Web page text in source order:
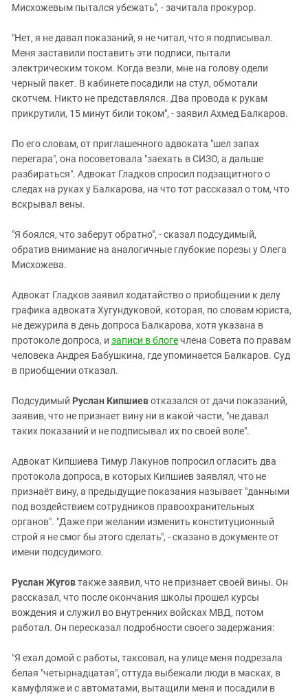
Мисхожевым пытался убежать", - зачитала прокурор.
"Нет, я не давал показаний, я не читал, что я подписывал.
Меня заставили поставить эти подписи, пытали
электрическим током. Когда везли, мне на голову одели
черный пакет. В кабинете посадили на стул, обмотали
скотчем. Никто не представлялся. Два провода к рукам
прикрутили, 15 минут били током", - заявил Ахмед Балкаров.
По его словам, от приглашенного адвоката "шел запах
перегара", она посоветовала "заехать в СИЗО, а дальше
разбираться". Адвокат Гладков спросил подзащитного о
следах на руках у Балкарова, на что тот рассказал о том, что
вскрывал вены.
"Я боялся, что заберут обратно", - сказал подсудимый,
обратив внимание на аналогичные глубокие порезы у Олега
Мисхожева.
Адвокат Гладков заявил ходатайство о приобщении к делу
графика адвоката Хугундуковой, которая, по словам юриста,
не дежурила в день допроса Балкарова, хотя указана в
протоколе допроса, и записи в блогечлена Совета по правам
человека Андрея Бабушкина, где упоминается Балкаров. Суд
в приобщении отказал.
Подсудимый Руслан Кипшиевотказался от дачи показаний,
заявив, что не признает вину ни в какой части, "не давал
таких показаний и не подписывал их по своей воле".
Адвокат Кипшиева Тимур Лакунов попросил огласить два
протокола допроса, в которых Кипшиев заявлял, что не
признаёт вину, а предыдущие показания называет "данными
под воздействием сотрудников правоохранительных
органов". "Даже при желании изменить конституционный
строй я не смог бы этого сделать", - сказано в документе от
имени подсудимого.
Руслан Жуговтакже заявил, что не признает своей вины. Он
рассказал, что после окончания школы прошел курсы
вождения и служил во внутренних войсках МВД, потом
работал. Он пересказал подробности своего задержания:
"Я ехал домой с работы, таксовал, на улице меня подрезала
белая "четырнадцатая", оттуда выбежали люди в масках, в
камуфляже и с автоматами, вытащили меня и посадили в